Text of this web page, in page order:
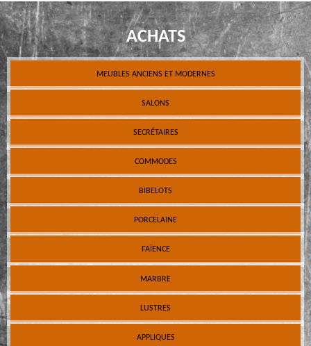
ACHATS
MEUBLES ANCIENS ET MODERNES
SALONS
SECRÉTAIRES
COMMODES
BIBELOTS
PORCELAINE
FAÏENCE
MARBRE
LUSTRES
APPLIQUES